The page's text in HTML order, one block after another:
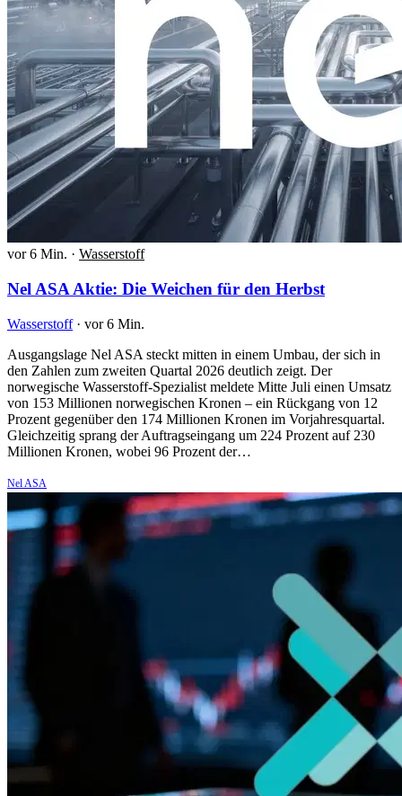
vor 6 Min. · Wasserstoff
Nel ASA Aktie: Die Weichen für den Herbst
Wasserstoff · vor 6 Min.
Ausgangslage Nel ASA steckt mitten in einem Umbau, der sich in
den Zahlen zum zweiten Quartal 2026 deutlich zeigt. Der
norwegische Wasserstoff-Spezialist meldete Mitte Juli einen Umsatz
von 153 Millionen norwegischen Kronen – ein Rückgang von 12
Prozent gegenüber den 174 Millionen Kronen im Vorjahresquartal.
Gleichzeitig sprang der Auftragseingang um 224 Prozent auf 230
Millionen Kronen, wobei 96 Prozent der…
Nel ASA